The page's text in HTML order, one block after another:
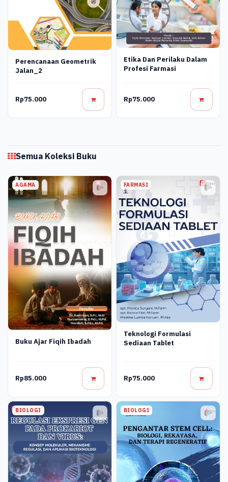
Perencanaan Geometrik
Jalan_2
Rp75.000
Etika Dan Perilaku Dalam
Profesi Farmasi
Rp75.000
Semua Koleksi Buku
AGAMA
Buku Ajar Fiqih Ibadah
Rp85.000
FARMASI
Teknologi Formulasi
Sediaan Tablet
Rp75.000
BIOLOGI BIOLOGI